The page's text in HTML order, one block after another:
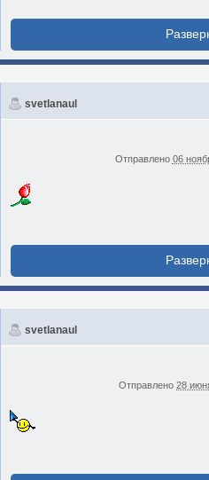
svetlanaul
Отправлено 06
svetlanaul
Отправлено 28